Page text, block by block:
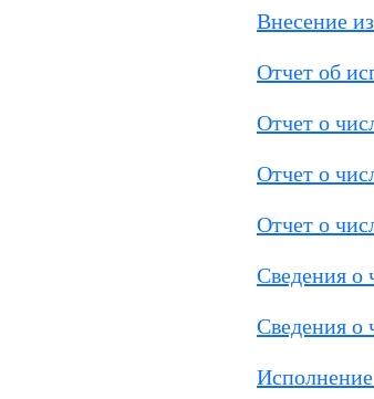
Внесение
Отчет об
Отчет о
Отчет о
Отчет о
Сведения о
Сведения о